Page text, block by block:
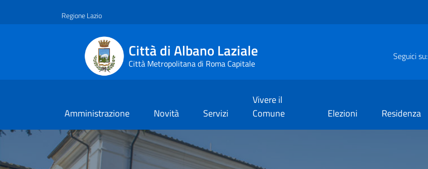
Regione Lazio
Città di Albano Laziale
Città Metropolitana di Roma Capitale
Seguici su:
Amministrazione Novità Servizi
Vivere il
Comune
Elezioni Residenza